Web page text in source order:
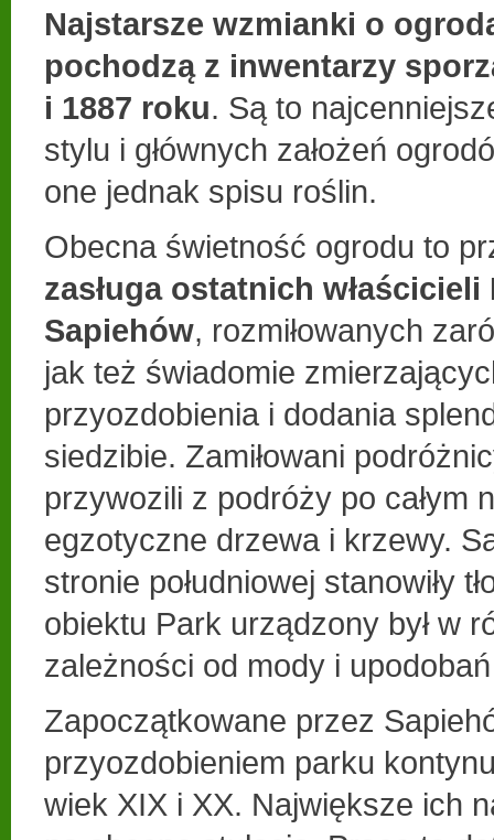
Najstarsze wzmianki o
pochodzą z inwentarzy
i 1887 roku. Są to
stylu i głównych założeń
one jednak spisu roślin.
Obecna świetność ogrodu to
zasługa ostatnich
Sapiehów, rozmiłowanych
jak też świadomie
przyozdobienia i dodania
siedzibie. Zamiłowani
przywozili z podróży po całym
egzotyczne drzewa i krzewy.
stronie południowej stanowiły
obiektu Park urządzony był w
zależności od mody i
Zapoczątkowane przez
przyozdobieniem parku
wiek XIX i XX. Największe ich